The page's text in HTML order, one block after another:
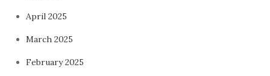
April 2025
March 2025
February 2025